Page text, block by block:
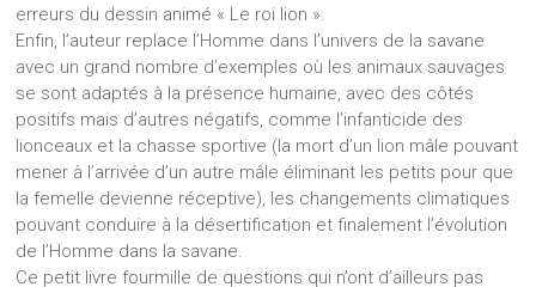
erreurs du dessin animé « Le roi lion ».
Enfin, l’auteur replace l’Homme dans l’univers de la savane
avec un grand nombre d’exemples où les animaux sauvages
se sont adaptés à la présence humaine, avec des côtés
positifs mais d’autres négatifs, comme l’infanticide des
lionceaux et la chasse sportive (la mort d’un lion mâle pouvant
mener à l’arrivée d’un autre mâle éliminant les petits pour que
la femelle devienne réceptive), les changements climatiques
pouvant conduire à la désertification et finalement l’évolution
de l’Homme dans la savane.
Ce petit livre fourmille de questions qui n’ont d’ailleurs pas